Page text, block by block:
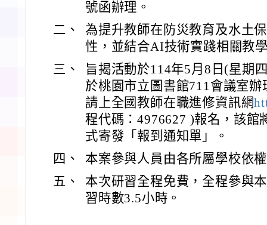
號函辦理。
二、
為提升教師在防災教育及水土
性，並結合AI技術實踐相關教
三、
旨揭活動於114年5月8日(星期
於桃園市立圖書館711會議室
請上全國教師在職進修資訊網
程代碼：4976627 )報名，該館
式寄發「報到通知單」。
四、
本案參與人員由各所屬學校依
五、
本次研習全程免費，全程參與
習時數3.5小時。